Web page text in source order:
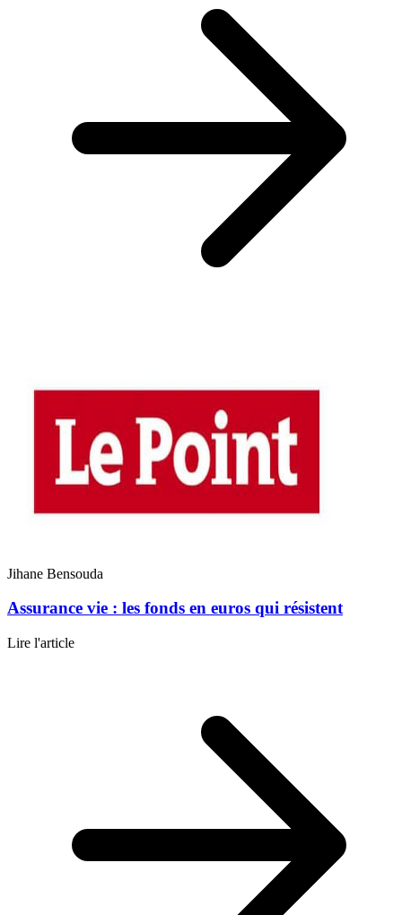
Jihane Bensouda
Assurance vie : les fonds en euros qui résistent
Lire l'article